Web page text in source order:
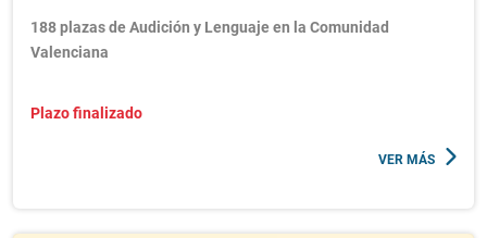
188 plazas de Audición y Lenguaje en la Comunidad
Valenciana
Plazo finalizado
VER MÁS